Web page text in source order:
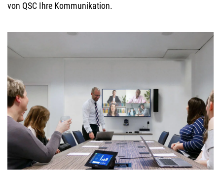
von QSC Ihre Kommunikation.